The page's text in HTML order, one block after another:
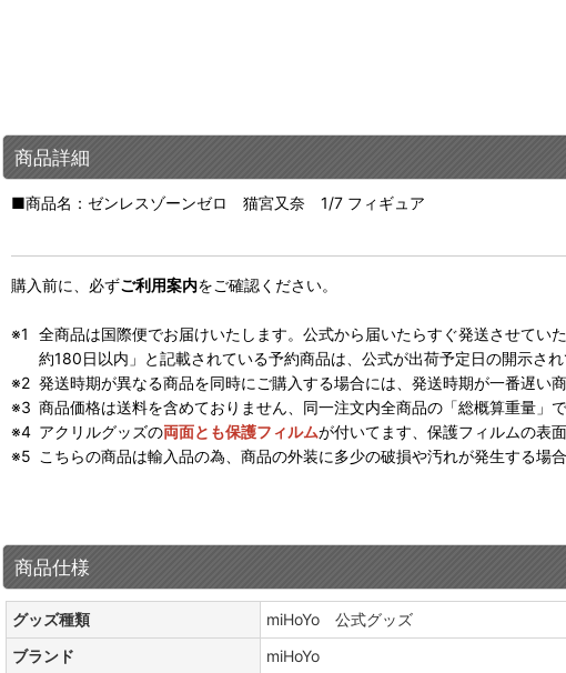
商品詳細
■商品名：ゼンレスゾーンゼロ 猫宮又奈 1/7 フィギュア
購入前に、必ずご利用案内をご確認ください。
全商品は国際便でお届けいたします。公式から届いたらすぐ発送させて
約180日以内」と記載されている予約商品は、公式が出荷予定日の開示さ
発送時期が異なる商品を同時にご購入する場合には、発送時期が一番遅い
商品価格は送料を含めておりません、同一注文内全商品の「総概算重量」
アクリルグッズの両面とも保護フィルムが付いてます、保護フィルムの表
こちらの商品は輸入品の為、商品の外装に多少の破損や汚れが発生する場
商品仕様
グッズ種類
miHoYo 公式グッズ
ブランド
miHoYo